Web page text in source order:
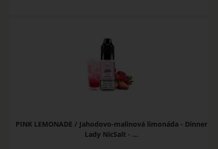
PINK LEMONADE / Jahodovo-malinová limonáda - Dinner
Lady NicSalt - ...